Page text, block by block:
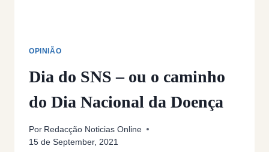
OPINIÃO
Dia do SNS – ou o caminho
do Dia Nacional da Doença
Por Redacção Noticias Online
15 de September, 2021